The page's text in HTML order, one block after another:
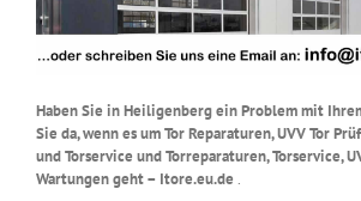
Haben Sie in Heiligenberg ein Problem mit
Sie da, wenn es um Tor Reparaturen, UVV Tor
und Torservice und Torreparaturen, Torservice,
Wartungen geht – Itore.eu.de .